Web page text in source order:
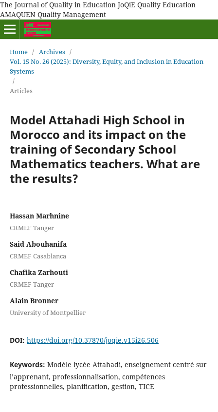
The Journal of Quality in Education JoQiE Quality Education
AMAQUEN Quality Management
Home / Archives /
Vol. 15 No. 26 (2025): Diversity, Equity, and Inclusion in Education
Systems
/
Articles
Model Attahadi High School in
Morocco and its impact on the
training of Secondary School
Mathematics teachers. What are
the results?
Hassan Marhnine
CRMEF Tanger
Said Abouhanifa
CRMEF Casablanca
Chafika Zarhouti
CRMEF Tanger
Alain Bronner
University of Montpellier
DOI: https://doi.org/10.37870/joqie.v15i26.506
Keywords: Modèle lycée Attahadi, enseignement centré sur
l’apprenant, professionnalisation, compétences
professionnelles, planification, gestion, TICE